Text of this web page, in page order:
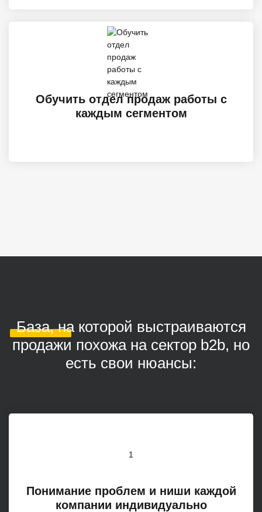
Обучить отдел продаж работы с
каждым сегментом
База, на которой выстраиваются
продажи похожа на сектор b2b, но
есть свои нюансы:
1
Понимание проблем и ниши каждой
компании индивидуально